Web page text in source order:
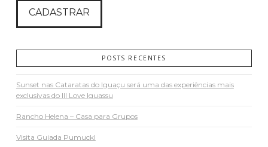
POSTS RECENTES
Sunset nas Cataratas do Iguaçu será uma das experiências mais
exclusivas do III Love Iguassu
Rancho Helena – Casa para Grupos
Visita Guiada Pumuckl